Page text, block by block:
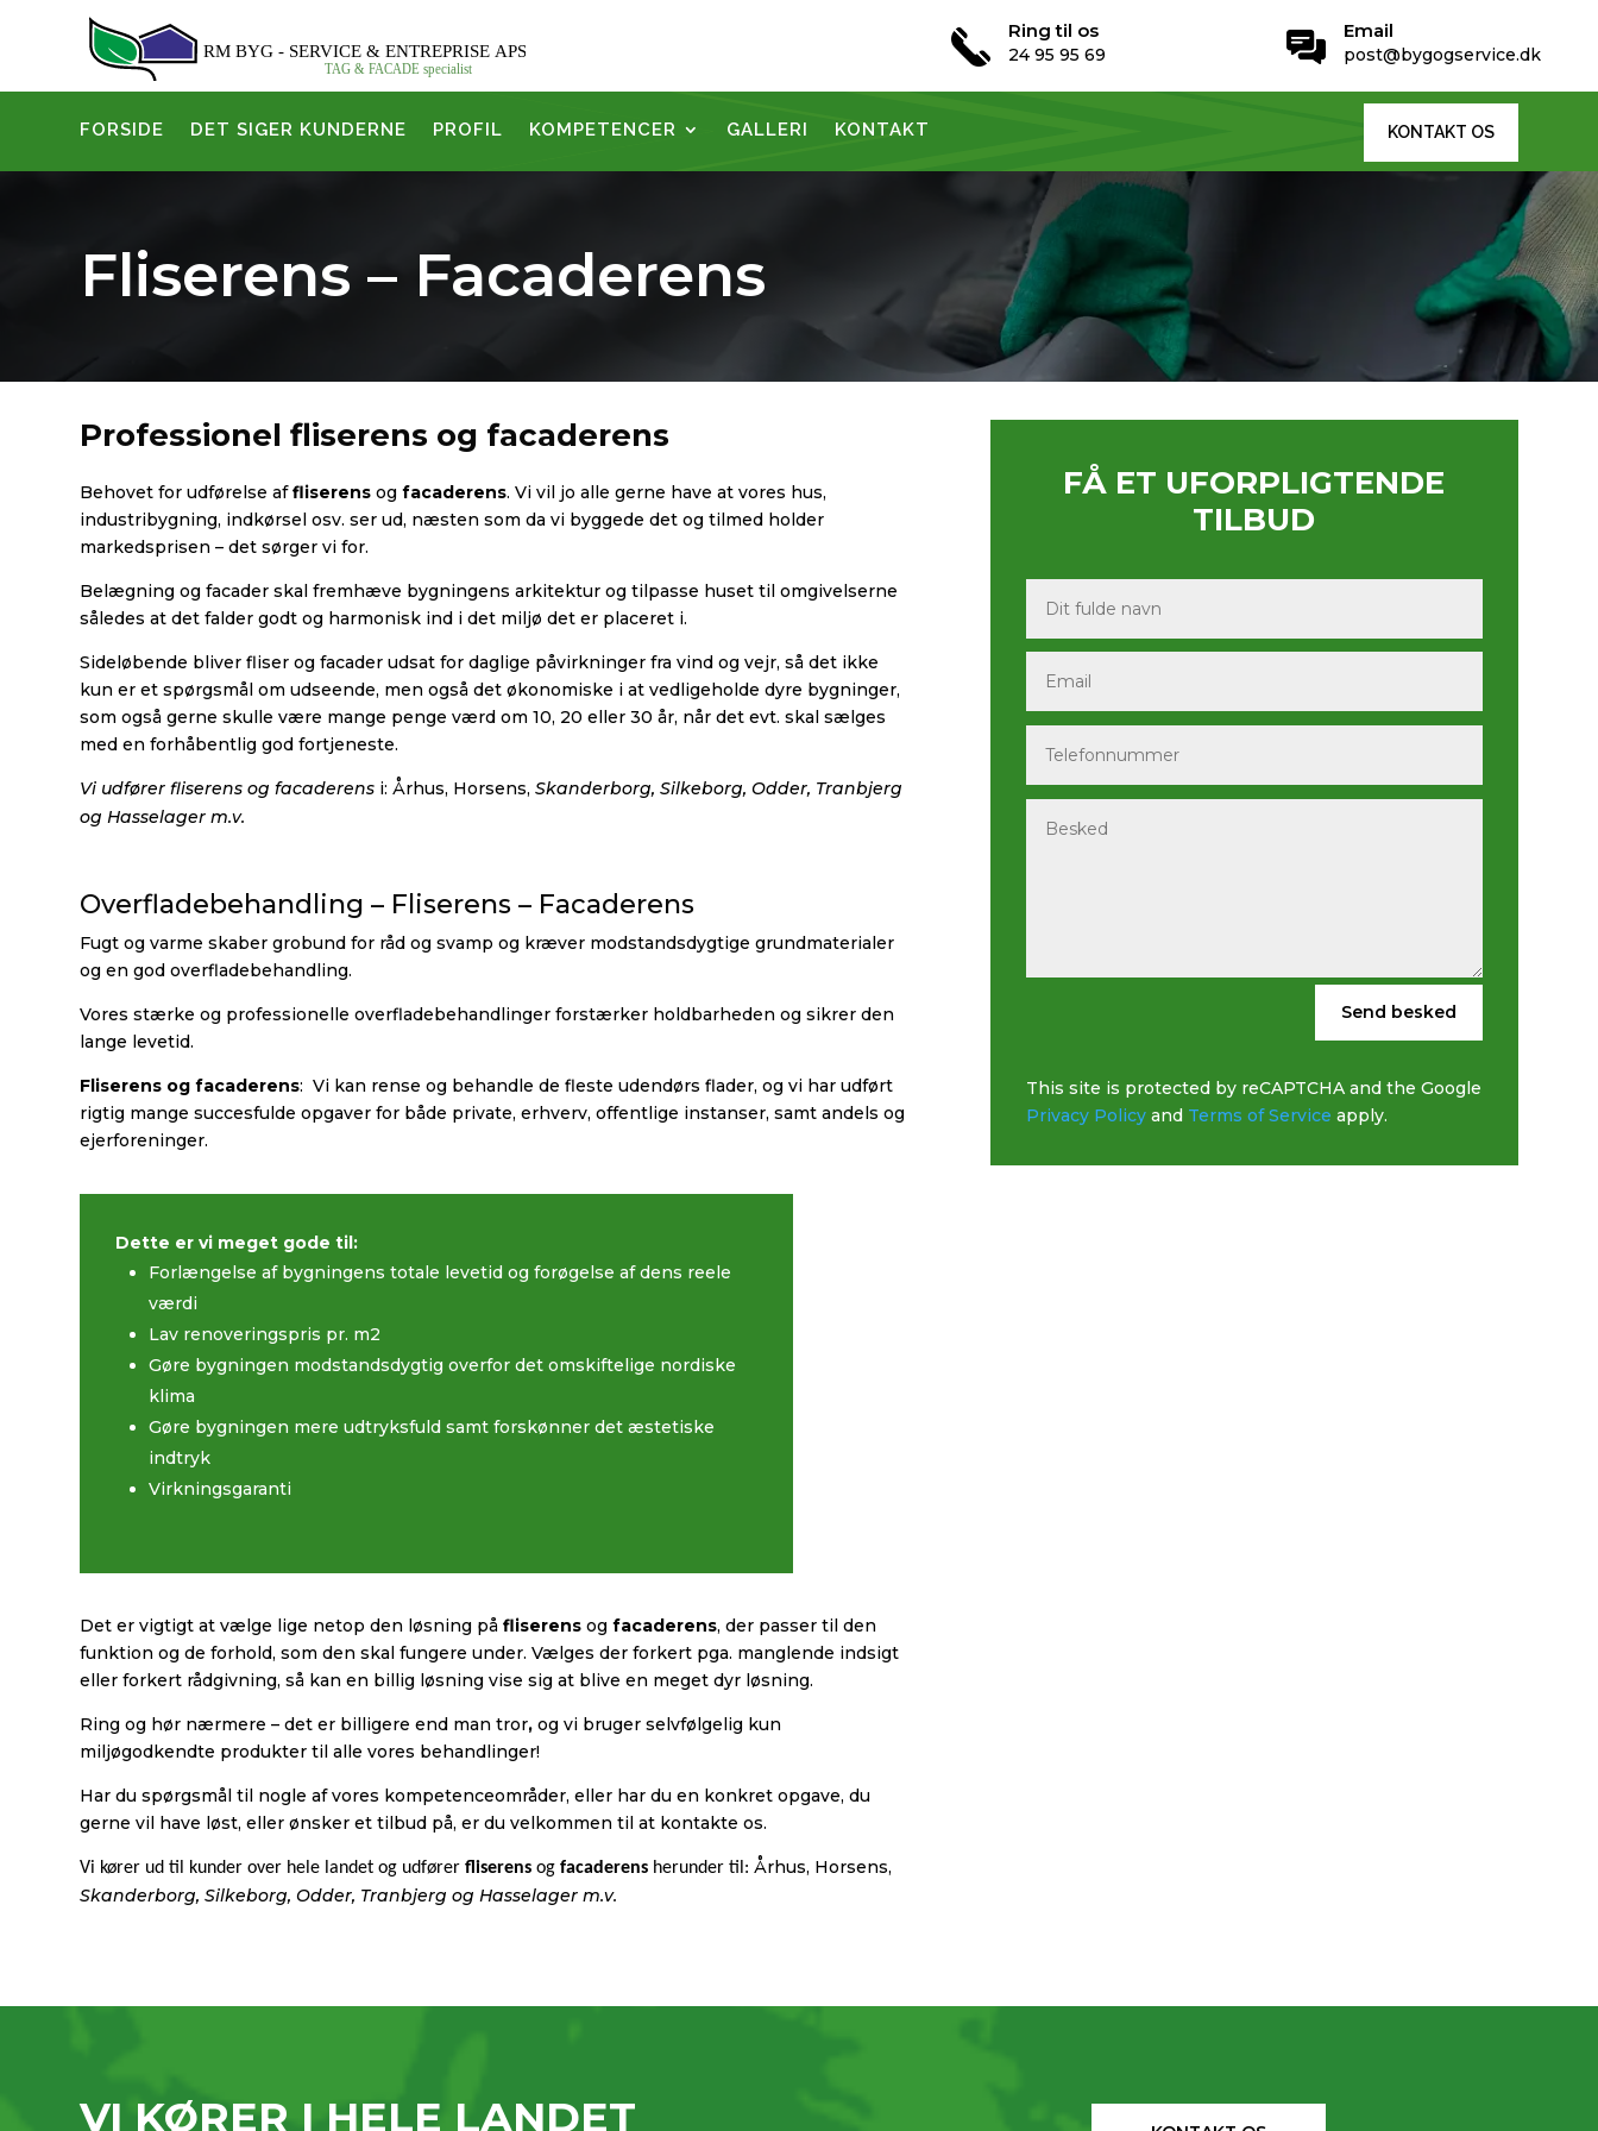
Ring til os
24 95 95 69
Email
post@bygogservice.dk
FORSIDE DET SIGER KUNDERNE PROFIL KOMPETENCER GALLERI KONTAKT KONTAKT OS
Fliserens – Facaderens
Professionel fliserens og facaderens
Behovet for udførelse affliserens ogfacaderens. Vi vil jo alle gerne have at vores hus,
industribygning, indkørsel osv. ser ud, næsten som da vi byggede det og tilmed holder
markedsprisen – det sørger vi for.
Belægning og facader skal fremhæve bygningens arkitektur og tilpasse huset til omgivelserne
således at det falder godt og harmonisk ind i det miljø det er placeret i.
Sideløbende bliver fliser og facader udsat for daglige påvirkninger fra vind og vejr, så det ikke
kun er et spørgsmål om udseende, men også det økonomiske i at vedligeholde dyre bygninger,
som også gerne skulle være mange penge værd om 10, 20 eller 30 år, når det evt. skal sælges
med en forhåbentlig god fortjeneste.
Vi udfører fliserens og facaderens i: Århus, Horsens,Skanderborg, Silkeborg, Odder, Tranbjerg
og Hasselager m.v.
Overfladebehandling – Fliserens – Facaderens
Fugt og varme skaber grobund for råd og svamp og kræver modstandsdygtige grundmaterialer
og en god overfladebehandling.
Vores stærke og professionelle overfladebehandlinger forstærker holdbarheden og sikrer den
lange levetid.
Fliserens og facaderens: Vi kan rense og behandle de fleste udendørs flader, og vi har udført
rigtig mange succesfulde opgaver for både private, erhverv, offentlige instanser, samt andels og
ejerforeninger.
Dette er vi meget gode til:
Forlængelse af bygningens totale levetid og forøgelse af dens reele
værdi
Lav renoveringspris pr. m2
Gøre bygningen modstandsdygtig overfor det omskiftelige nordiske
klima
Gøre bygningen mere udtryksfuld samt forskønner det æstetiske
indtryk
Virkningsgaranti
Det er vigtigt at vælge lige netop den løsning påfliserens og facaderens, der passer til den
funktion og de forhold, som den skal fungere under. Vælges der forkert pga. manglende indsigt
eller forkert rådgivning, så kan en billig løsning vise sig at blive en meget dyr løsning.
Ring og hør nærmere – det er billigere end man tror, og vi bruger selvfølgelig kun
miljøgodkendte produkter til alle vores behandlinger!
Har du spørgsmål til nogle af vores kompetenceområder, eller har du en konkret opgave, du
gerne vil have løst, eller ønsker et tilbud på, er du velkommen til at kontakte os.
Vi kører ud til kunder over hele landet og udførerfliserens ogfacaderens herunder til:Århus, Horsens,
Skanderborg, Silkeborg, Odder, Tranbjerg og Hasselager m.v.
FÅ ET UFORPLIGTENDE
TILBUD
Send besked
This site is protected by reCAPTCHA and the Google
Privacy Policyand Terms of Service apply.
VI KØRER I HELE LANDET